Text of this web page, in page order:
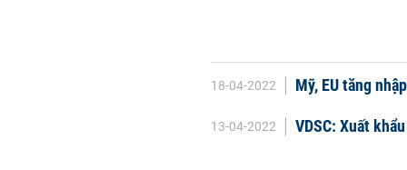
18-04-2022 Mỹ, EU tăng
13-04-2022 VDSC: Xuất